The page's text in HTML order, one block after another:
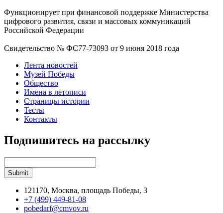
Функционирует при финансовой поддержке Министерства
цифрового развития, связи и массовых коммуникаций
Российской Федерации
Свидетельство № ФС77-73093 от 9 июня 2018 года
Лента новостей
Музей Победы
Общество
Имена в летописи
Страницы истории
Тесты
Контакты
Подпишитесь на рассылку
121170, Москва, площадь Победы, 3
+7 (499) 449-81-08
pobedarf@cmvov.ru